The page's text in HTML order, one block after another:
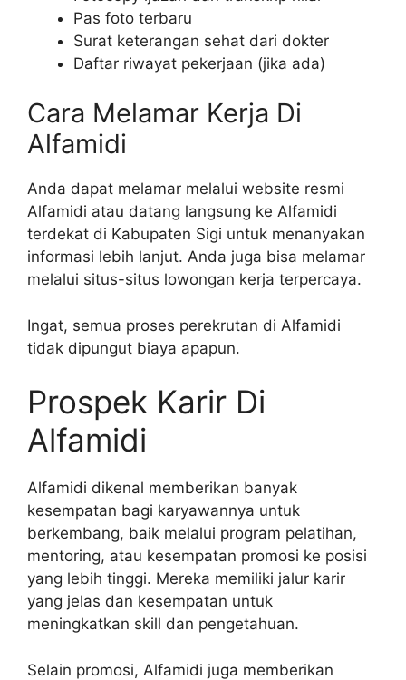
Pas foto terbaru
Surat keterangan sehat dari dokter
Daftar riwayat pekerjaan (jika ada)
Cara Melamar Kerja Di
Alfamidi
Anda dapat melamar melalui website resmi
Alfamidi atau datang langsung ke Alfamidi
terdekat di Kabupaten Sigi untuk menanyakan
informasi lebih lanjut. Anda juga bisa melamar
melalui situs-situs lowongan kerja terpercaya.
Ingat, semua proses perekrutan di Alfamidi
tidak dipungut biaya apapun.
Prospek Karir Di
Alfamidi
Alfamidi dikenal memberikan banyak
kesempatan bagi karyawannya untuk
berkembang, baik melalui program pelatihan,
mentoring, atau kesempatan promosi ke posisi
yang lebih tinggi. Mereka memiliki jalur karir
yang jelas dan kesempatan untuk
meningkatkan skill dan pengetahuan.
Selain promosi, Alfamidi juga memberikan